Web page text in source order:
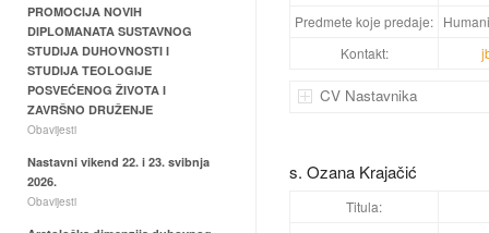
Predmete koje predaje:
Kontakt:
CV Nastavnika
s. Ozana Krajačić
Titula:
PROMOCIJA NOVIH
DIPLOMANATA SUSTAVNOG
STUDIJA DUHOVNOSTI I
STUDIJA TEOLOGIJE
POSVEĆENOG ŽIVOTA I
ZAVRŠNO DRUŽENJE
Obavijesti
Nastavni vikend 22. i 23. svibnja
2026.
Obavijesti